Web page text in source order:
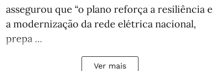
assegurou que “o plano reforça a resiliência e
a modernização da rede elétrica nacional,
prepa ...
Ver mais